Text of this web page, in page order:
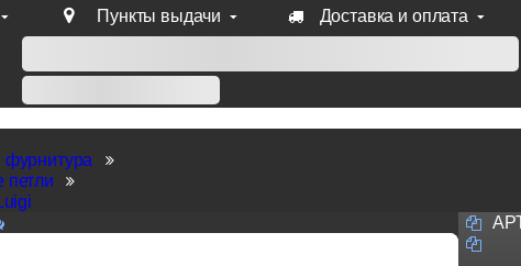
Пункты выдачи Доставка и оплата
руб продукции Venezia, Fratelli, Tupai, Extreza, Melodia,
петли